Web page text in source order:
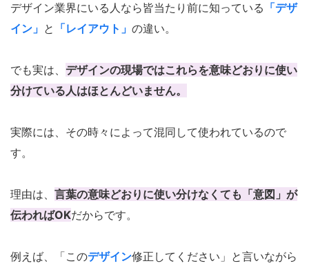
デザイン業界にいる人なら皆当たり前に知っている 「デザ
イン」 と 「レイアウト」 の違い。
でも実は、 デザインの現場ではこれらを意味どおりに使い
分けている人はほとんどいません。
実際には、その時々によって混同して使われているので
す。
理由は、 言葉の意味どおりに使い分けなくても「意図」が
伝わればOKだからです。
例えば、「このデザイン修正してください」と言いながら